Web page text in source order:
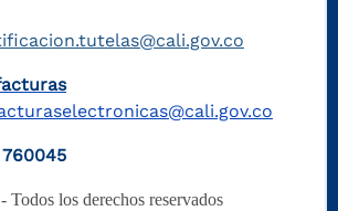
los derechos reservados